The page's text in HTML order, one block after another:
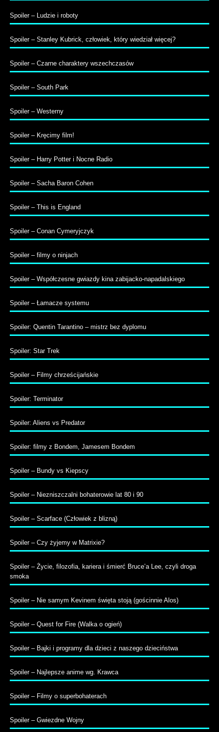
Spoiler – Ludzie i roboty
Spoiler – Stanley Kubrick, człowiek, który wiedział więcej?
Spoiler – Czarne charaktery wszechczasów
Spoiler – South Park
Spoiler – Westerny
Spoiler – Kręcimy film!
Spoiler – Harry Potter i Nocne Radio
Spoiler – Sacha Baron Cohen
Spoiler – This is England
Spoiler – Conan Cymeryjczyk
Spoiler – filmy o ninjach
Spoiler – Współczesne gwiazdy kina zabijacko-napadalskiego
Spoiler – Łamacze systemu
Spoiler: Quentin Tarantino – mistrz bez dyplomu
Spoiler: Star Trek
Spoiler – Filmy chrześcijańskie
Spoiler: Terminator
Spoiler: Aliens vs Predator
Spoiler: filmy z Bondem, Jamesem Bondem
Spoiler – Bundy vs Kiepscy
Spoiler – Niezniszczalni bohaterowie lat 80 i 90
Spoiler – Scarface (Człowiek z blizną)
Spoiler – Czy żyjemy w Matrixie?
Spoiler – Życie, filozofia, kariera i śmierć Bruce’a Lee, czyli droga
smoka
Spoiler – Nie samym Kevinem święta stoją (gościnnie Alos)
Spoiler – Quest for Fire (Walka o ogień)
Spoiler – Bajki i programy dla dzieci z naszego dzieciństwa
Spoiler – Najlepsze anime wg. Krawca
Spoiler – Filmy o superbohaterach
Spoiler – Gwiezdne Wojny